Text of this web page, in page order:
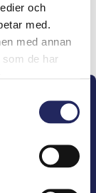
och
med.
med annan
de har